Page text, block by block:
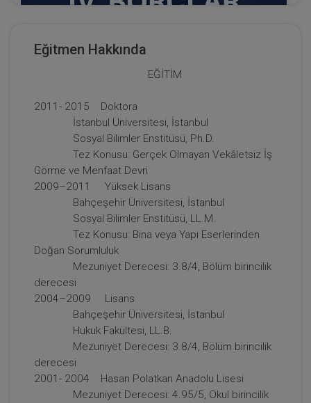
IV. Borçlar Hukuku Kongresi Tüm Oturumlar (8
Oturum)
2160 TL
Tüketici Hukuku Enstitüsü
Eğitmen Hakkında
EĞİTİM
2011- 2015 Doktora
İstanbul Üniversitesi, İstanbul
Sosyal Bilimler Enstitüsü, Ph.D.
Tez Konusu: Gerçek Olmayan Vekâletsiz İş
Görme ve Menfaat Devri
2009–2011 Yüksek Lisans
Bahçeşehir Üniversitesi, İstanbul
Sosyal Bilimler Enstitüsü, LL.M.
Tez Konusu: Bina veya Yapı Eserlerinden
Doğan Sorumluluk
Mezuniyet Derecesi: 3.8/4, Bölüm birincilik
derecesi
2004–2009 Lisans
Bahçeşehir Üniversitesi, İstanbul
Hukuk Fakültesi, LL.B.
Mezuniyet Derecesi: 3.8/4, Bölüm birincilik
derecesi
2001- 2004 Hasan Polatkan Anadolu Lisesi
Mezuniyet Derecesi: 4.95/5, Okul birincilik